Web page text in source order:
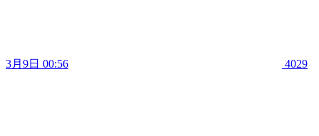
3月9日 00:56 4029